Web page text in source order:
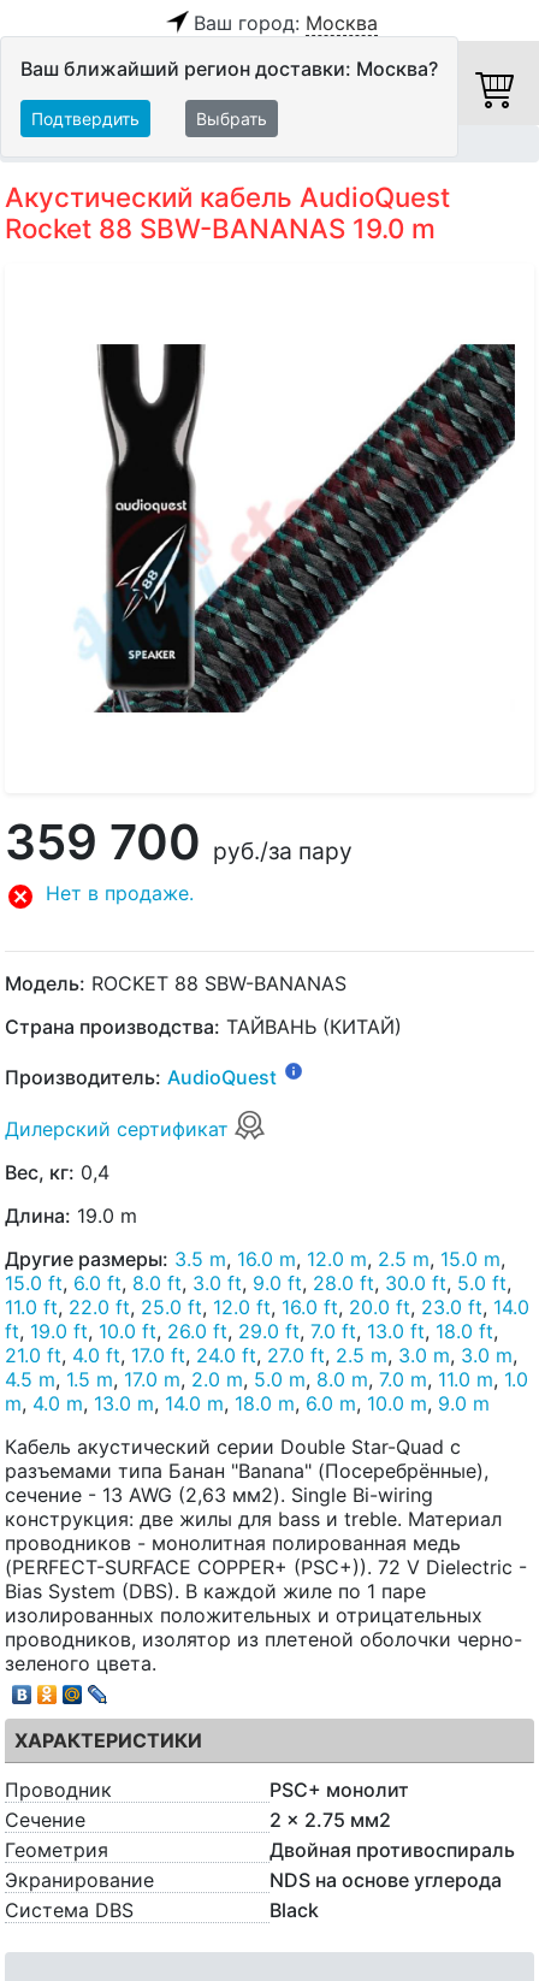
Ваш город: Москва
Ваш ближайший регион доставки: Москва?
Подтвердить Выбрать
Акустический кабель AudioQuest
Rocket 88 SBW-BANANAS 19.0 m
359 700 руб./за пару
Нет в продаже.
Модель: ROCKET 88 SBW-BANANAS
Страна производства: ТАЙВАНЬ (КИТАЙ)
Производитель: AudioQuest
Дилерский сертификат
Вес, кг: 0,4
Длина: 19.0 m
Другие размеры: 3.5 m, 16.0 m, 12.0 m, 2.5 m, 15.0 m,
15.0 ft, 6.0 ft, 8.0 ft, 3.0 ft, 9.0 ft, 28.0 ft, 30.0 ft, 5.0 ft,
11.0 ft, 22.0 ft, 25.0 ft, 12.0 ft, 16.0 ft, 20.0 ft, 23.0 ft, 14.0
ft, 19.0 ft, 10.0 ft, 26.0 ft, 29.0 ft, 7.0 ft, 13.0 ft, 18.0 ft,
21.0 ft, 4.0 ft, 17.0 ft, 24.0 ft, 27.0 ft, 2.5 m, 3.0 m, 3.0 m,
4.5 m, 1.5 m, 17.0 m, 2.0 m, 5.0 m, 8.0 m, 7.0 m, 11.0 m, 1.0
m, 4.0 m, 13.0 m, 14.0 m, 18.0 m, 6.0 m, 10.0 m, 9.0 m
Кабель акустический серии Double Star-Quad с
разъемами типа Банан "Banana" (Посеребрённые),
сечение - 13 AWG (2,63 мм2). Single Bi-wiring
конструкция: две жилы для bass и treble. Материал
проводников - монолитная полированная медь
(PERFECT-SURFACE COPPER+ (PSC+)). 72 V Dielectric -
Bias System (DBS). В каждой жиле по 1 паре
изолированных положительных и отрицательных
проводников, изолятор из плетеной оболочки черно-
зеленого цвета.
ХАРАКТЕРИСТИКИ
Проводник
PSC+ монолит
Сечение
2 x 2.75 мм2
Геометрия
Двойная противоспираль
Экранирование
NDS на основе углерода
Система DBS
Black